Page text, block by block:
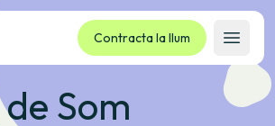
Contracta la llum
Obrir
Som